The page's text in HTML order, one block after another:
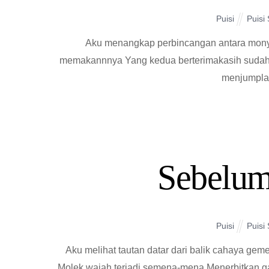
Puisi Puisi
Aku menangkap perbincangan antara
memakannnya Yang kedua berterimakasih
Puisi Puisi
Aku melihat tautan datar dari balik cahaya